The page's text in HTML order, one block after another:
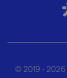
© 2019 - 2026